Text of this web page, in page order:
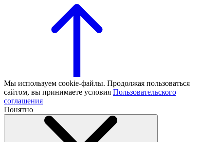
Мы используем cookie-файлы. Продолжая пользоваться
сайтом, вы принимаете условия Пользовательского
соглашения
Понятно